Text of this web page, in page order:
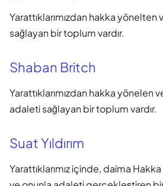
Yarattıklarımızdan hakka
sağlayan bir toplum vardır.
Shaban Britch
Yarattıklarımızdan hakka yönelen
adaleti sağlayan bir toplum vardır.
Suat Yıldırım
Yarattıklarımız içinde, daima